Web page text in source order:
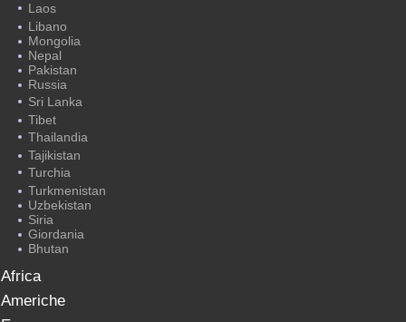
Laos
Libano
Mongolia
Nepal
Pakistan
Russia
Sri Lanka
Tibet
Thailandia
Tajikistan
Turchia
Turkmenistan
Uzbekistan
Siria
Giordania
Bhutan
Africa
Americhe